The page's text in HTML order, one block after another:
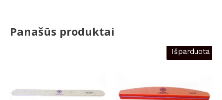
Panašūs produktai
Išparduota